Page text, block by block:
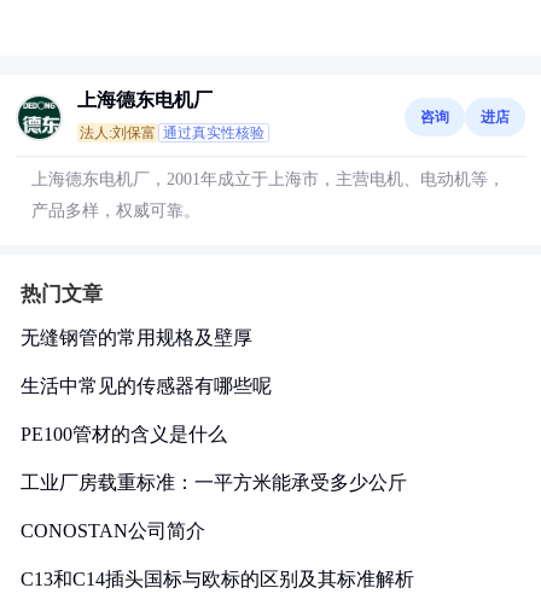
上海德东电机厂
法人:刘保富 通过真实性核验
咨询 进店
上海德东电机厂，2001年成立于上海市，主营电机、电动机等，
产品多样，权威可靠。
热门文章
无缝钢管的常用规格及壁厚
生活中常见的传感器有哪些呢
PE100管材的含义是什么
工业厂房载重标准：一平方米能承受多少公斤
CONOSTAN公司简介
C13和C14插头国标与欧标的区别及其标准解析